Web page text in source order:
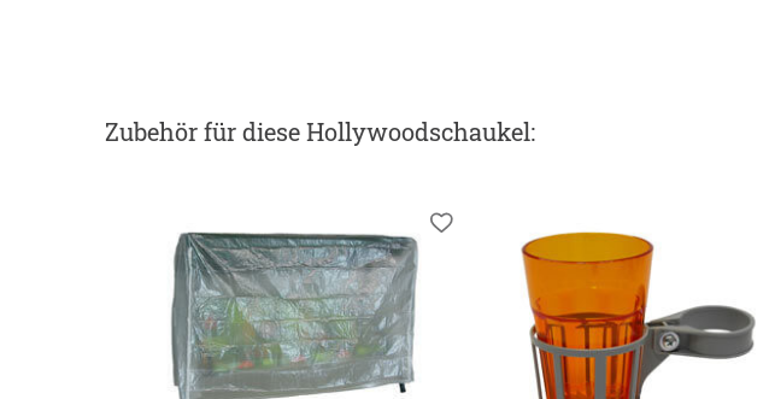
Zubehörfür diese Hollywoodschaukel: